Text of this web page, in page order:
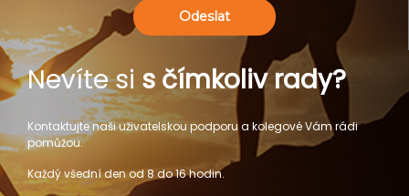
Odeslat
Nevíte si s čímkoliv rady?
Kontaktujte naši uživatelskou podporu a kolegové Vám rádi
pomůžou.
Každý všední den od 8 do 16 hodin.